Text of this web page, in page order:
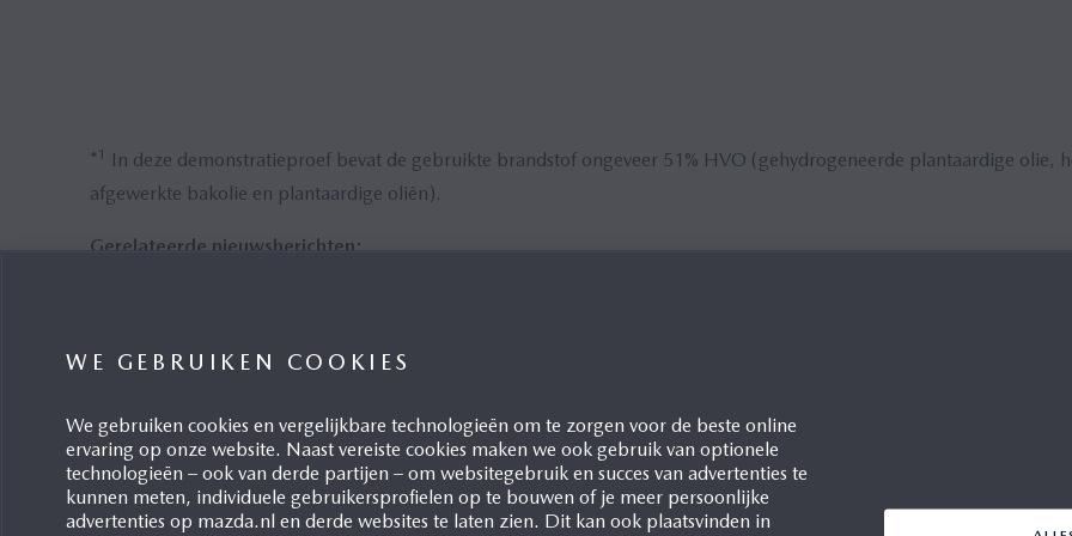
* 1
In deze demonstratieproef bevat de gebruikte brandstof ongeveer 51% HVO (gehydrogeneerde plantaardige olie,
afgewerkte bakolie en plantaardige oliën).
Gerelateerde nieuwsberichten:
https://newsroom.mazda.com/en/publicity/release/2025/202509/250930a.html
Mazda corporate website:
TCFD | Milieu & duurzaamheid | Mazda Motor Corporation mondiale website:
WE GEBRUIKEN COOKIES
We gebruiken cookies en vergelijkbare technologieën om te zorgen voor de beste online
ervaring op onze website. Naast vereiste cookies maken we ook gebruik van optionele
technologieën – ook van derde partijen – om websitegebruik en succes van advertenties te
kunnen meten, individuele gebruikersprofielen op te bouwen of je meer persoonlijke
advertenties op mazda.nl en derde websites te laten zien. Dit kan ook plaatsvinden in